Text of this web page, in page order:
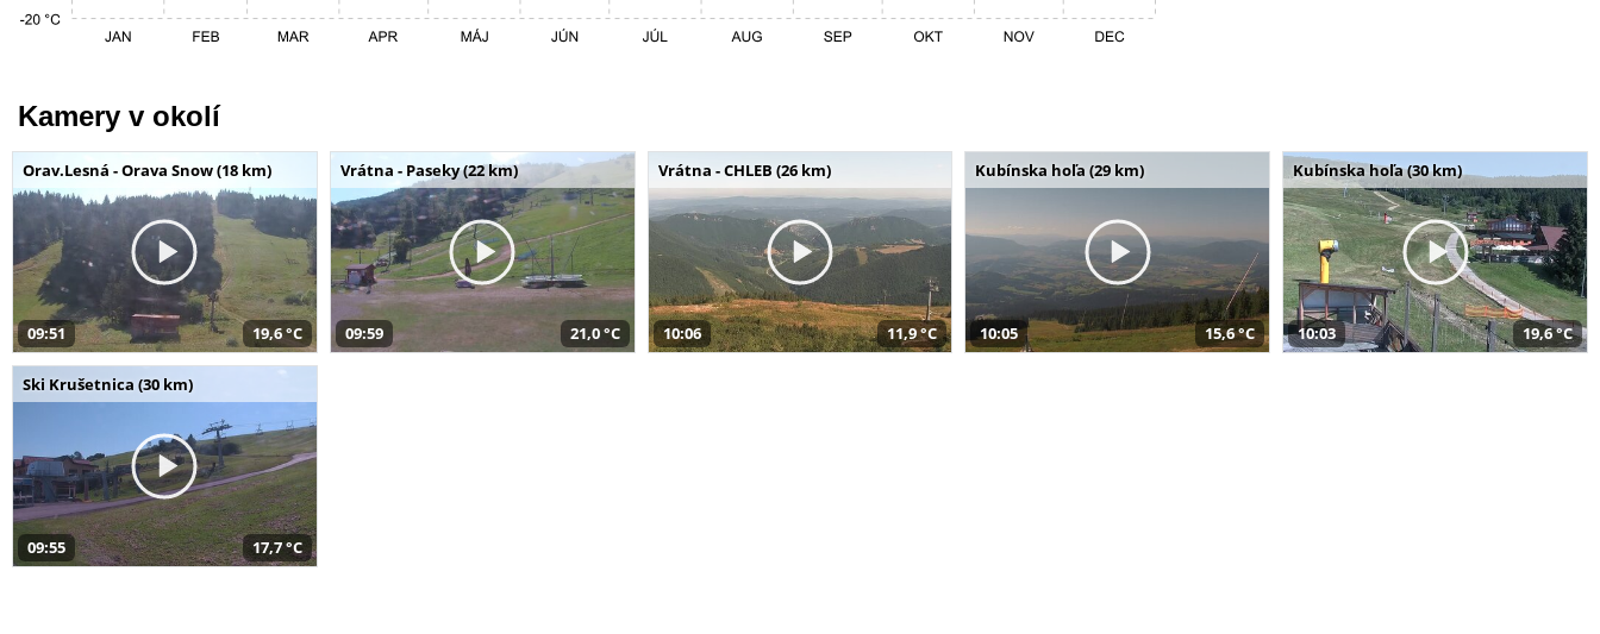
Kamery v okolí
Orav.Lesná - Orava Snow (18 km)
09:51 19,6 °C
Vrátna - Paseky (22 km)
09:59 21,0 °C
Vrátna - CHLEB (26 km)
10:06 11,9 °C
Kubínska hoľa (29 km)
10:05 15,6 °C
Kubínska hoľa (30 km)
10:03 19,6 °C
Ski Krušetnica (30 km)
09:55 17,7 °C